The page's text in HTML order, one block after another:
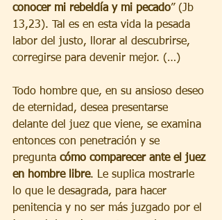
conocer mi rebeldía y mi pecado” (Jb
13,23). Tal es en esta vida la pesada
labor del justo, llorar al descubrirse,
corregirse para devenir mejor. (…)
Todo hombre que, en su ansioso deseo
de eternidad, desea presentarse
delante del juez que viene, se examina
entonces con penetración y se
pregunta cómo comparecer ante el juez
en hombre libre. Le suplica mostrarle
lo que le desagrada, para hacer
penitencia y no ser más juzgado por el